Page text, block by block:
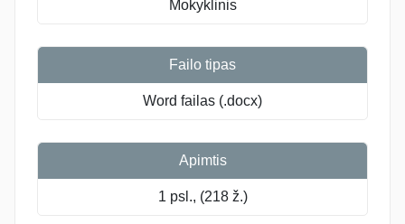
Mokyklinis
Failo tipas
Word failas (.docx)
Apimtis
1 psl., (218 ž.)